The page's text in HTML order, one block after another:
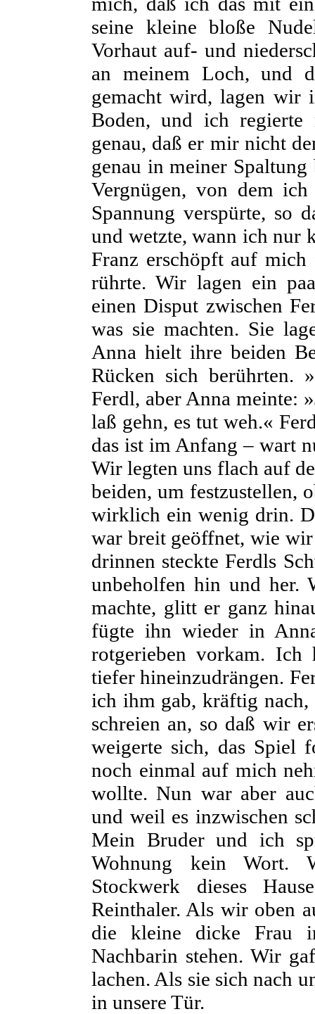
seine kleine bloße
Vorhaut auf- und
an meinem Loch, und
gemacht wird, lagen wir
Boden, und ich
genau, daß er mir nicht
genau in meiner
Vergnügen, von dem
Spannung verspürte, so
und wetzte, wann ich nur
Franz erschöpft auf
rührte. Wir lagen ein
einen Disput zwischen
was sie machten. Sie
Anna hielt ihre beiden
Rücken sich berührten.
Ferdl, aber Anna meinte:
laß gehn, es tut weh.«
das ist im Anfang – wart
Wir legten uns flach auf
beiden, um festzustellen,
wirklich ein wenig drin.
war breit geöffnet, wie
drinnen steckte Ferdls
unbeholfen hin und her.
machte, glitt er ganz
fügte ihn wieder in
rotgerieben vorkam.
tiefer hineinzudrängen.
ich ihm gab, kräftig
schreien an, so daß wir
weigerte sich, das Spiel
noch einmal auf mich
wollte. Nun war aber
und weil es inzwischen
Mein Bruder und ich
Wohnung kein Wort.
Stockwerk dieses
Reinthaler. Als wir oben
die kleine dicke Frau
Nachbarin stehen. Wir
lachen. Als sie sich nach
in unsere Tür.